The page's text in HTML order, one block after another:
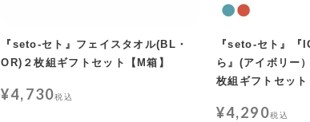
『seto-セト』フェイスタオル(BL・
OR)２枚組ギフトセット【M箱】
¥4,730税込
『seto-セト』『
ら』(アイボリー
枚組ギフトセット
¥4,290税込